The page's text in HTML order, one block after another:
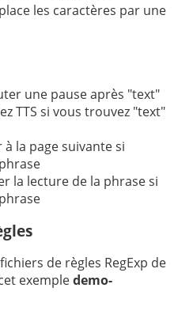
les caractères par une
une pause après "text"
TTS si vous trouvez "text"
à la page suivante si
la lecture de la phrase si
de règles RegExp de
exempledemo-